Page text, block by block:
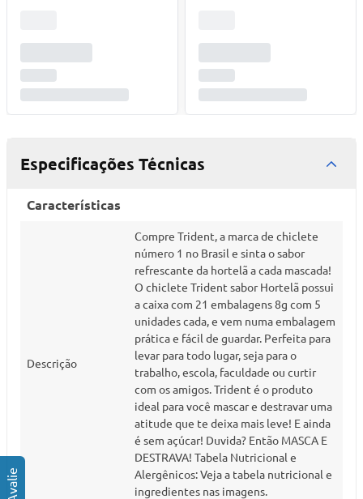
Especificações Técnicas
Características
Descrição
Compre Trident, a marca de chiclete
número 1 no Brasil e sinta o sabor
refrescante da hortelã a cada mascada!
O chiclete Trident sabor Hortelã possui
a caixa com 21 embalagens 8g com 5
unidades cada, e vem numa embalagem
prática e fácil de guardar. Perfeita para
levar para todo lugar, seja para o
trabalho, escola, faculdade ou curtir
com os amigos. Trident é o produto
ideal para você mascar e destravar uma
atitude que te deixa mais leve! E ainda
é sem açúcar! Duvida? Então MASCA E
DESTRAVA! Tabela Nutricional e
Alergênicos: Veja a tabela nutricional e
ingredientes nas imagens.